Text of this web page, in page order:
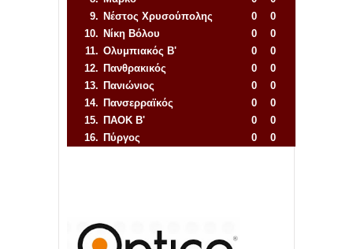
9. Νέστος Χρυσούπολης 0
0
10. Νίκη Βόλου 0
0
11. Ολυμπιακός Β' 0
0
12. Πανθρακικός 0
0
13. Πανιώνιος 0
0
14. Πανσερραϊκός 0
0
15. ΠΑΟΚ Β' 0
0
16. Πύργος 0
0